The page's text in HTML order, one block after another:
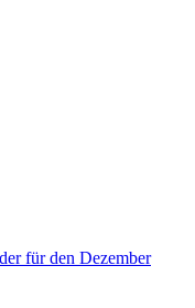
für den Dezember